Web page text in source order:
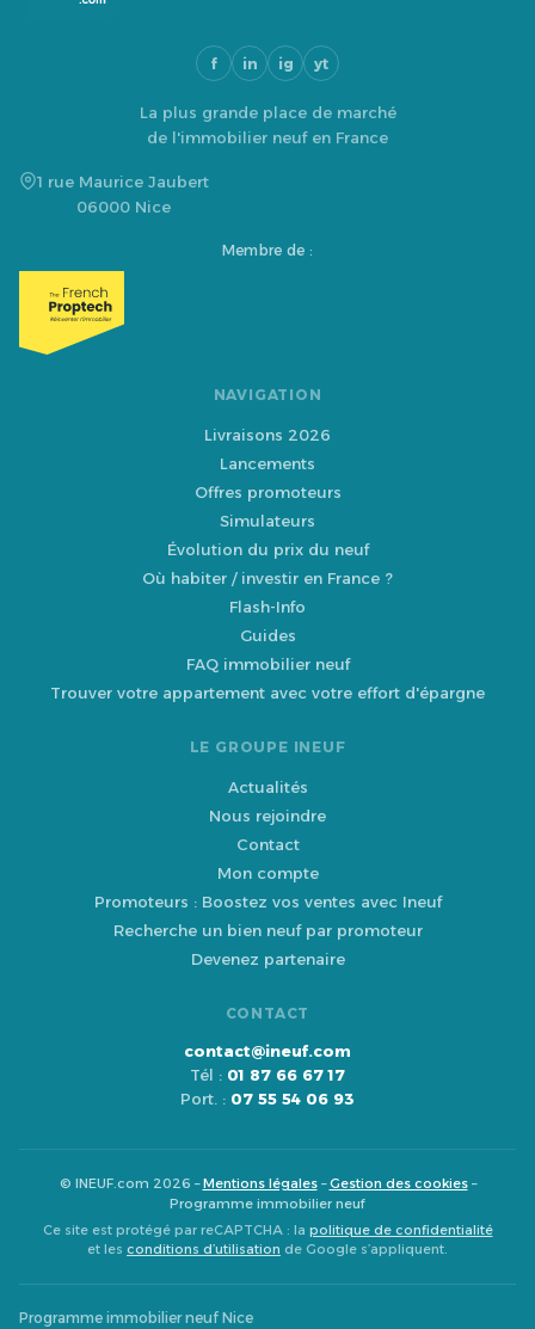
f in ig yt
La plus grande place de marché
de l'immobilier neuf en France
1 rue Maurice Jaubert
06000 Nice
Membre de :
NAVIGATION
Livraisons 2026
Lancements
Offres promoteurs
Simulateurs
Évolution du prix du neuf
Où habiter / investir en France ?
Flash-Info
Guides
FAQ immobilier neuf
Trouver votre appartement avec votre effort d'épargne
LE GROUPE INEUF
Actualités
Nous rejoindre
Contact
Mon compte
Promoteurs : Boostez vos ventes avec Ineuf
Recherche un bien neuf par promoteur
Devenez partenaire
CONTACT
contact@ineuf.com
Tél : 01 87 66 67 17
Port. : 07 55 54 06 93
© INEUF.com 2026 –Mentions légales–Gestion des cookies–
Programme immobilier neuf
Ce site est protégé par reCAPTCHA : la politique de confidentialité
et les conditions d’utilisation de Google s’appliquent.
Programme immobilier neuf Nice